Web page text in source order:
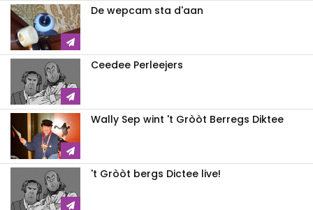
De wepcam sta d'aan
Ceedee Perleejers
Wally Sep wint 't Gròòt Berregs Diktee
't Gròòt bergs Dictee live!